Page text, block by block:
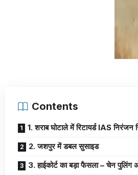
Contents
1. शराब घोटाले में रिटायर्ड IAS निरंजन
2. जशपुर में डबल सुसाइड
3. हाईकोर्ट का बड़ा फैसला – चेन पुलिंग